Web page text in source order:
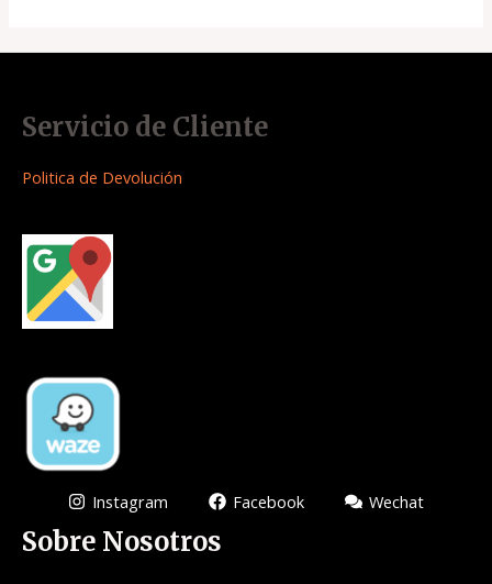
Servicio de Cliente
Politica de Devolución
Instagram Facebook Wechat
Sobre Nosotros